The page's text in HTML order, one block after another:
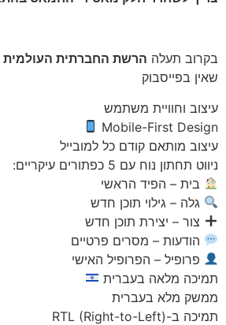
בקרוב תעלה הרשת החברתית העולמית
שאין בפייסבוק
עיצוב וחוויית משתמש
Mobile-First Design
עיצוב מותאם קודם כל למובייל
ניווט תחתון נוח עם 5 כפתורים עיקריים:
בית – הפיד הראשי
גלה – גילוי תוכן חדש
צור – יצירת תוכן חדש
הודעות – מסרים פרטיים
פרופיל – הפרופיל האישי
תמיכה מלאה בעברית
ממשק מלא בעברית
תמיכה ב-RTL (Right-to-Left)